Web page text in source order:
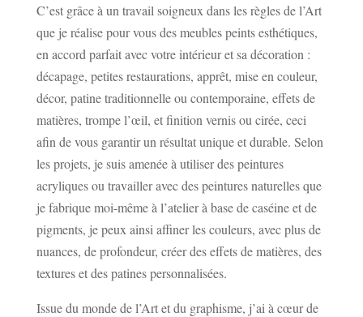
C’est grâce à un travail soigneux dans les règles de l’Art
que je réalise pour vous des meubles peints esthétiques,
en accord parfait avec votre intérieur et sa décoration :
décapage, petites restaurations, apprêt, mise en couleur,
décor, patine traditionnelle ou contemporaine, effets de
matières, trompe l’œil, et finition vernis ou cirée, ceci
afin de vous garantir un résultat unique et durable. Selon
les projets, je suis amenée à utiliser des peintures
acryliques ou travailler avec des peintures naturelles que
je fabrique moi-même à l’atelier à base de caséine et de
pigments, je peux ainsi affiner les couleurs, avec plus de
nuances, de profondeur, créer des effets de matières, des
textures et des patines personnalisées.
Issue du monde de l’Art et du graphisme, j’ai à cœur de